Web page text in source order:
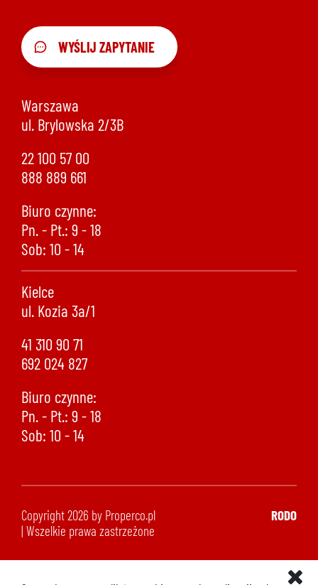
WYŚLIJ ZAPYTANIE
Warszawa
ul. Brylowska 2/3B
22 100 57 00
888 889 661
Biuro czynne:
Pn. - Pt.: 9 - 18
Sob: 10 - 14
Kielce
ul. Kozia 3a/1
41 310 90 71
692 024 827
Biuro czynne:
Pn. - Pt.: 9 - 18
Sob: 10 - 14
Copyright 2026 by Properco.pl
| Wszelkie prawa zastrzeżone
RODO